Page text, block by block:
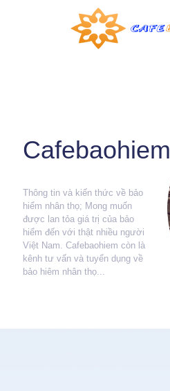
Cafebaohiem
Thông tin và kiến thức về bảo
hiểm nhân thọ; Mong muốn
được lan tỏa giá trị của bảo
hiểm đến với thật nhiều người
Việt Nam. Cafebaohiem còn là
kênh tư vấn và tuyển dụng về
bảo hiêm nhân thọ...